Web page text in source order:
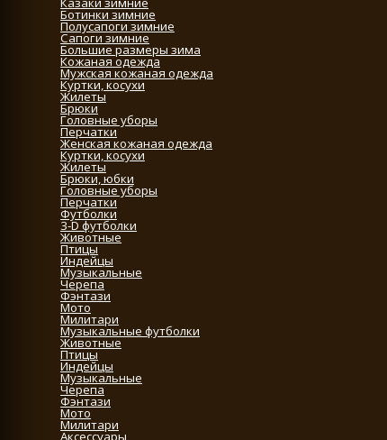
Ботинки зимние
Полусапоги зимние
Сапоги зимние
Большие размеры зима
Кожаная одежда
Мужская кожаная одежда
Куртки, косухи
Жилеты
Брюки
Головные уборы
Перчатки
Женская кожаная одежда
Куртки, косухи
Жилеты
Брюки, юбки
Головные уборы
Перчатки
Футболки
3-D футболки
Животные
Птицы
Индейцы
Музыкальные
Черепа
Фэнтази
Мото
Милитари
Музыкальные футболки
Животные
Птицы
Индейцы
Музыкальные
Черепа
Фэнтази
Мото
Милитари
Аксессуары